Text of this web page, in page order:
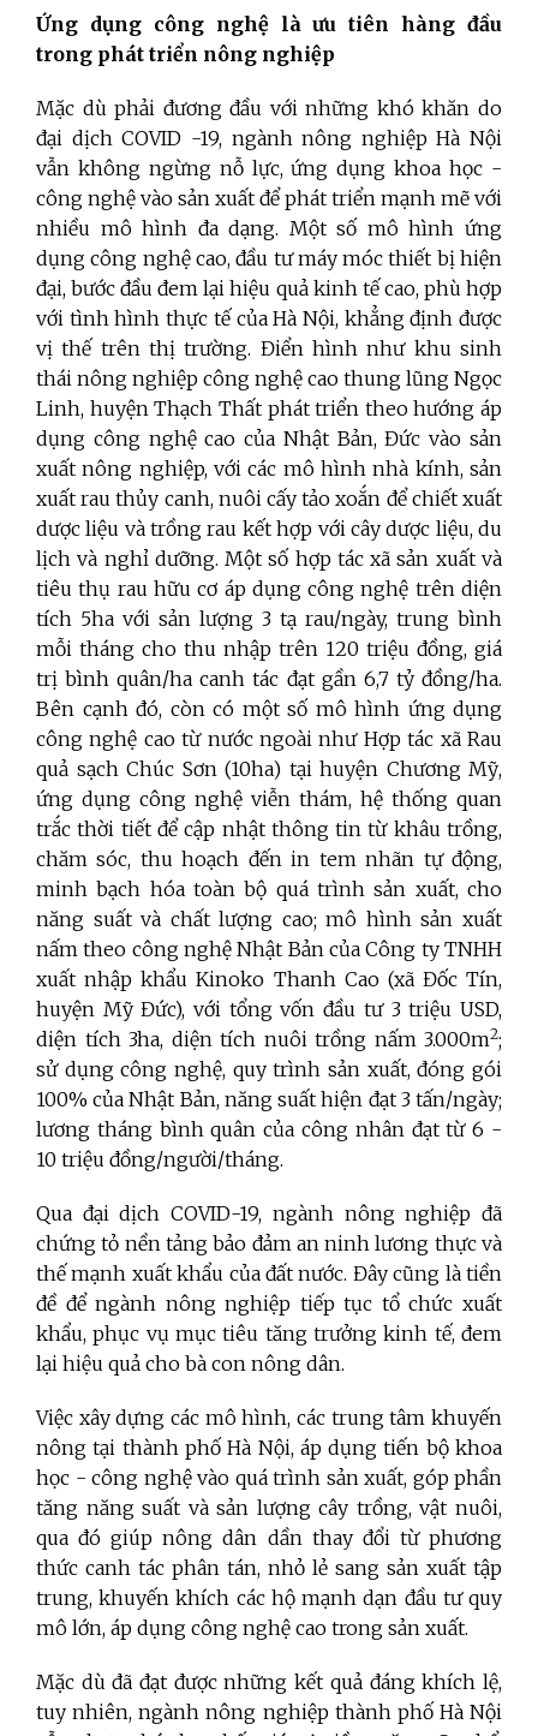
Ứng dụng công nghệ là ưu tiên hàng đầu
trong phát triển nông nghiệp
Mặc dù phải đương đầu với những khó khăn do
đại dịch COVID -19, ngành nông nghiệp Hà Nội
vẫn không ngừng nỗ lực, ứng dụng khoa học -
công nghệ vào sản xuất để phát triển mạnh mẽ với
nhiều mô hình đa dạng. Một số mô hình ứng
dụng công nghệ cao, đầu tư máy móc thiết bị hiện
đại, bước đầu đem lại hiệu quả kinh tế cao, phù hợp
với tình hình thực tế của Hà Nội, khẳng định được
vị thế trên thị trường. Điển hình như khu sinh
thái nông nghiệp công nghệ cao thung lũng Ngọc
Linh, huyện Thạch Thất phát triển theo hướng áp
dụng công nghệ cao của Nhật Bản, Đức vào sản
xuất nông nghiệp, với các mô hình nhà kính, sản
xuất rau thủy canh, nuôi cấy tảo xoắn để chiết xuất
dược liệu và trồng rau kết hợp với cây dược liệu, du
lịch và nghỉ dưỡng. Một số hợp tác xã sản xuất và
tiêu thụ rau hữu cơ áp dụng công nghệ trên diện
tích 5ha với sản lượng 3 tạ rau/ngày, trung bình
mỗi tháng cho thu nhập trên 120 triệu đồng, giá
trị bình quân/ha canh tác đạt gần 6,7 tỷ đồng/ha.
Bên cạnh đó, còn có một số mô hình ứng dụng
công nghệ cao từ nước ngoài như Hợp tác xã Rau
quả sạch Chúc Sơn (10ha) tại huyện Chương Mỹ,
ứng dụng công nghệ viễn thám, hệ thống quan
trắc thời tiết để cập nhật thông tin từ khâu trồng,
chăm sóc, thu hoạch đến in tem nhãn tự động,
minh bạch hóa toàn bộ quá trình sản xuất, cho
năng suất và chất lượng cao; mô hình sản xuất
nấm theo công nghệ Nhật Bản của Công ty TNHH
xuất nhập khẩu Kinoko Thanh Cao (xã Đốc Tín,
huyện Mỹ Đức), với tổng vốn đầu tư 3 triệu USD,
diện tích 3ha, diện tích nuôi trồng nấm 3.000m2;
sử dụng công nghệ, quy trình sản xuất, đóng gói
100% của Nhật Bản, năng suất hiện đạt 3 tấn/ngày;
lương tháng bình quân của công nhân đạt từ 6 -
10 triệu đồng/người/tháng.
Qua đại dịch COVID-19, ngành nông nghiệp đã
chứng tỏ nền tảng bảo đảm an ninh lương thực và
thế mạnh xuất khẩu của đất nước. Đây cũng là tiền
đề để ngành nông nghiệp tiếp tục tổ chức xuất
khẩu, phục vụ mục tiêu tăng trưởng kinh tế, đem
lại hiệu quả cho bà con nông dân.
Việc xây dựng các mô hình, các trung tâm khuyến
nông tại thành phố Hà Nội, áp dụng tiến bộ khoa
học - công nghệ vào quá trình sản xuất, góp phần
tăng năng suất và sản lượng cây trồng, vật nuôi,
qua đó giúp nông dân dần thay đổi từ phương
thức canh tác phân tán, nhỏ lẻ sang sản xuất tập
trung, khuyến khích các hộ mạnh dạn đầu tư quy
mô lớn, áp dụng công nghệ cao trong sản xuất.
Mặc dù đã đạt được những kết quả đáng khích lệ,
tuy nhiên, ngành nông nghiệp thành phố Hà Nội